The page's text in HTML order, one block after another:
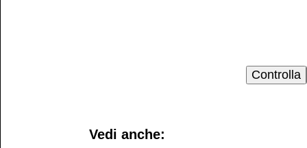
Vedi anche: